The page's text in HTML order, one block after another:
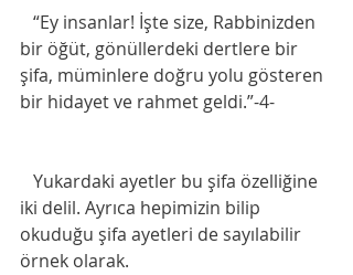
bir öğüt, gönüllerdeki dertlere bir
şifa, müminlere doğru yolu gösteren
bir hidayet ve rahmet geldi.”-4-
iki delil. Ayrıca hepimizin bilip
okuduğu şifa ayetleri de sayılabilir
örnek olarak.